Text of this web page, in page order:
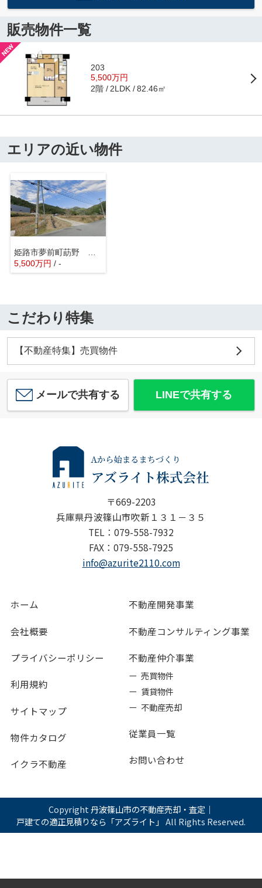
販売物件一覧
203
5,500万円
2階 2LDK 82.46㎡
エリアの近い物件
姫路市夢前町莇野 事業用地
5,500万円 / -
こだわり特集
【不動産特集】売買物件
メールで共有する LINEで共有する
〒669-2203
兵庫県丹波篠山市吹新１３１－３５
TEL：079-558-7932
FAX：079-558-7925
info@azurite2110.com
ホーム
会社概要
プライバシーポリシー
利用規約
サイトマップ
物件カタログ
イクラ不動産
不動産開発事業
不動産コンサルティング事業
不動産仲介事業
ー 売買物件
ー 賃貸物件
ー 不動産売却
従業員一覧
お問い合わせ
Copyright丹波篠山市の不動産売却・査定｜
戸建ての適正見積りなら「アズライト」 All Rights Reserved.